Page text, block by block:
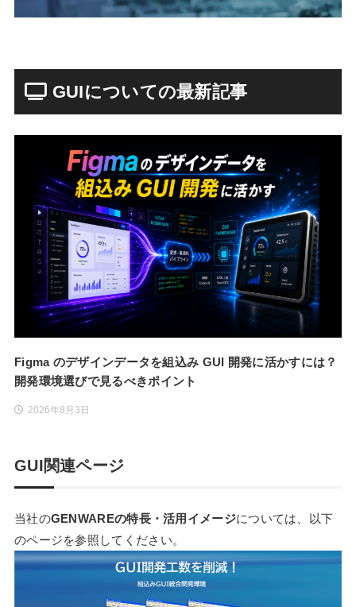
GUIについての最新記事
Figma のデザインデータを組込み GUI 開発に活かすには？
開発環境選びで見るべきポイント
2026年8月3日
GUI関連ページ
当社のGENWAREの特長・活用イメージについては、以下
のページを参照してください。